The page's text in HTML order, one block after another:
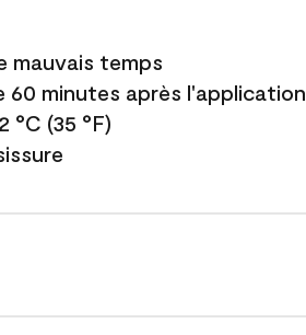
mauvais temps
60 minutes après l'application
°C (35 °F)